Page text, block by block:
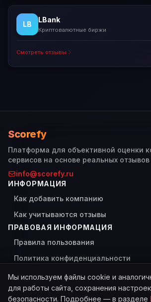
LB
LBank
Криптовалютные биржи
Смотреть отзывы
Scorefy
Платформа для объективной оценки
сервисов на основе реальных
info@scorefy.ru
ИНФОРМАЦИЯ
Как добавить компанию
Как учитываются отзывы
ПРАВОВАЯ ИНФОРМАЦИЯ
Правила пользования
Политика конфиденциальности
Использование Cookies
Мы используем файлы cookie и
для работы сайта, сохранения
безопасности. Подробнее — в разделе